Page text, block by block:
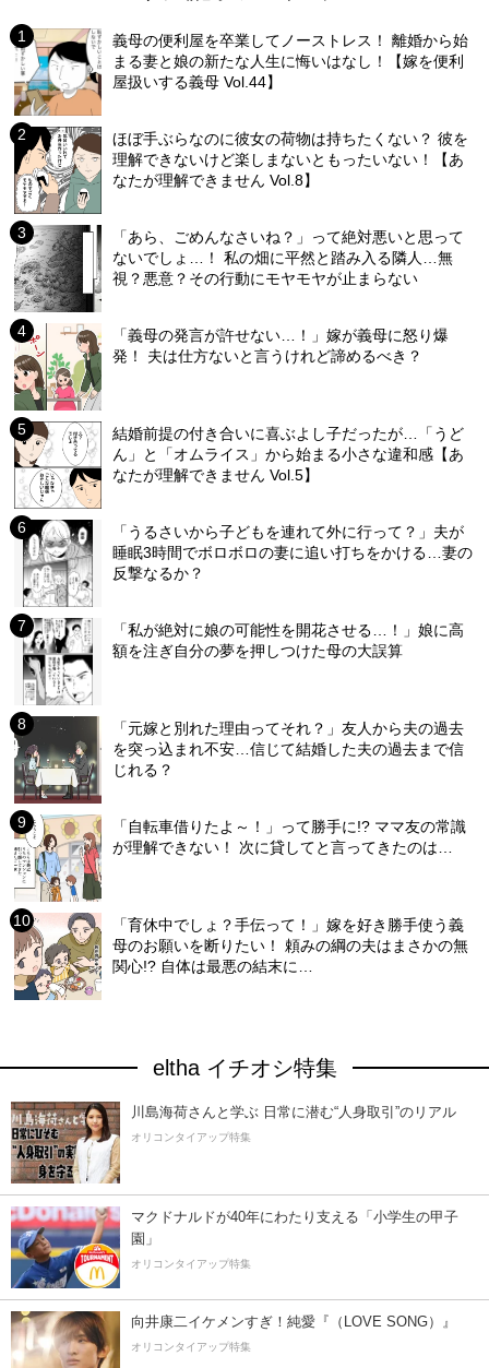
義母の便利屋を卒業してノーストレス！ 離婚から始
まる妻と娘の新たな人生に悔いはなし！【嫁を便利
屋扱いする義母 Vol.44】
ほぼ手ぶらなのに彼女の荷物は持ちたくない？ 彼を
理解できないけど楽しまないともったいない！【あ
なたが理解できません Vol.8】
「あら、ごめんなさいね？」って絶対悪いと思って
ないでしょ…！ 私の畑に平然と踏み入る隣人…無
視？悪意？その行動にモヤモヤが止まらない
「義母の発言が許せない…！」嫁が義母に怒り爆
発！ 夫は仕方ないと言うけれど諦めるべき？
結婚前提の付き合いに喜ぶよし子だったが…「うど
ん」と「オムライス」から始まる小さな違和感【あ
なたが理解できません Vol.5】
「うるさいから子どもを連れて外に行って？」夫が
睡眠3時間でボロボロの妻に追い打ちをかける…妻の
反撃なるか？
「私が絶対に娘の可能性を開花させる…！」娘に高
額を注ぎ自分の夢を押しつけた母の大誤算
「元嫁と別れた理由ってそれ？」友人から夫の過去
を突っ込まれ不安…信じて結婚した夫の過去まで信
じれる？
「自転車借りたよ～！」って勝手に!? ママ友の常識
が理解できない！ 次に貸してと言ってきたのは…
「育休中でしょ？手伝って！」嫁を好き勝手使う義
母のお願いを断りたい！ 頼みの綱の夫はまさかの無
関心!? 自体は最悪の結末に…
eltha イチオシ特集
川島海荷さんと学ぶ 日常に潜む“人身取引”のリアル
オリコンタイアップ特集
マクドナルドが40年にわたり支える「小学生の甲子
園」
オリコンタイアップ特集
向井康二イケメンすぎ！純愛『（LOVE SONG）』
オリコンタイアップ特集